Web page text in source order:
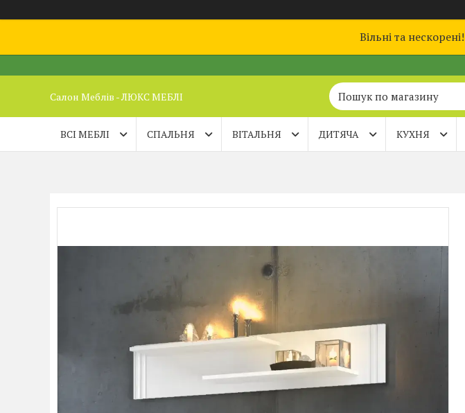
Вільні та нескорені!
Салон Меблів - ЛЮКС МЕБЛІ
ВСІ МЕБЛІ СПАЛЬНЯ ВІТАЛЬНЯ ДИТЯЧА КУХНЯ